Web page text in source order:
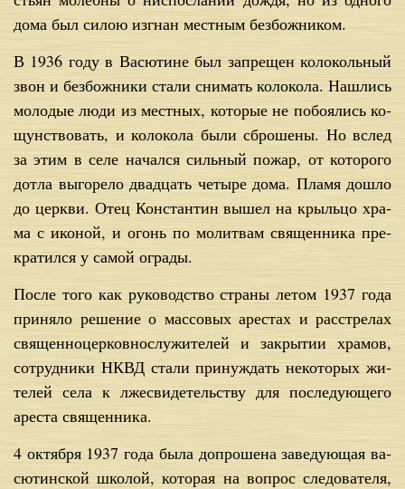
до­ма был си­лою из­гнан мест­ным без­бож­ни­ком.
В 1936 го­ду в Ва­сю­тине был за­пре­щен ко­ло­коль­ный
звон и без­бож­ни­ки ста­ли сни­мать ко­ло­ко­ла. На­шлись
мо­ло­дые лю­ди из мест­ных, ко­то­рые не по­бо­я­лись ко­
щун­ство­вать, и ко­ло­ко­ла бы­ли сбро­ше­ны. Но вслед
за этим в се­ле на­чал­ся силь­ный по­жар, от ко­то­ро­го
до­тла вы­го­ре­ло два­дцать че­ты­ре до­ма. Пла­мя до­шло
до церк­ви. Отец Кон­стан­тин вы­шел на крыль­цо хра­
ма с ико­ной, и огонь по мо­лит­вам свя­щен­ни­ка пре­
кра­тил­ся у са­мой огра­ды.
По­сле то­го как ру­ко­вод­ство стра­ны ле­том 1937 го­да
при­ня­ло ре­ше­ние о мас­со­вых аре­стах и рас­стре­лах
свя­щен­но­цер­ков­но­слу­жи­те­лей и за­кры­тии хра­мов,
со­труд­ни­ки НКВД ста­ли при­нуж­дать неко­то­рых жи­
те­лей се­ла к лже­сви­де­тель­ству для по­сле­ду­ю­ще­го
аре­ста свя­щен­ни­ка.
4 ок­тяб­ря 1937 го­да бы­ла до­про­ше­на за­ве­ду­ю­щая ва­
сю­тин­ской шко­лой, ко­то­рая на во­прос сле­до­ва­те­ля,